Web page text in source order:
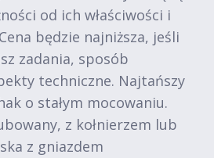
od ich właściwości i
będzie najniższa, jeśli
zadania, sposób
techniczne. Najtańszy
o stałym mocowaniu.
z kołnierzem lub
z gniazdem